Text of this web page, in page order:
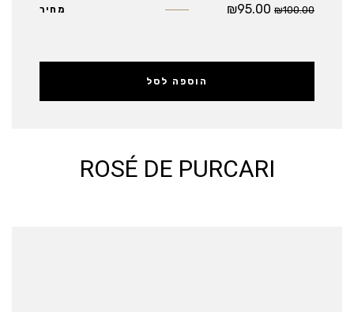
מחיר ₪100.00
₪95.00
הוספה לסל
ROSÉ DE PURCARI